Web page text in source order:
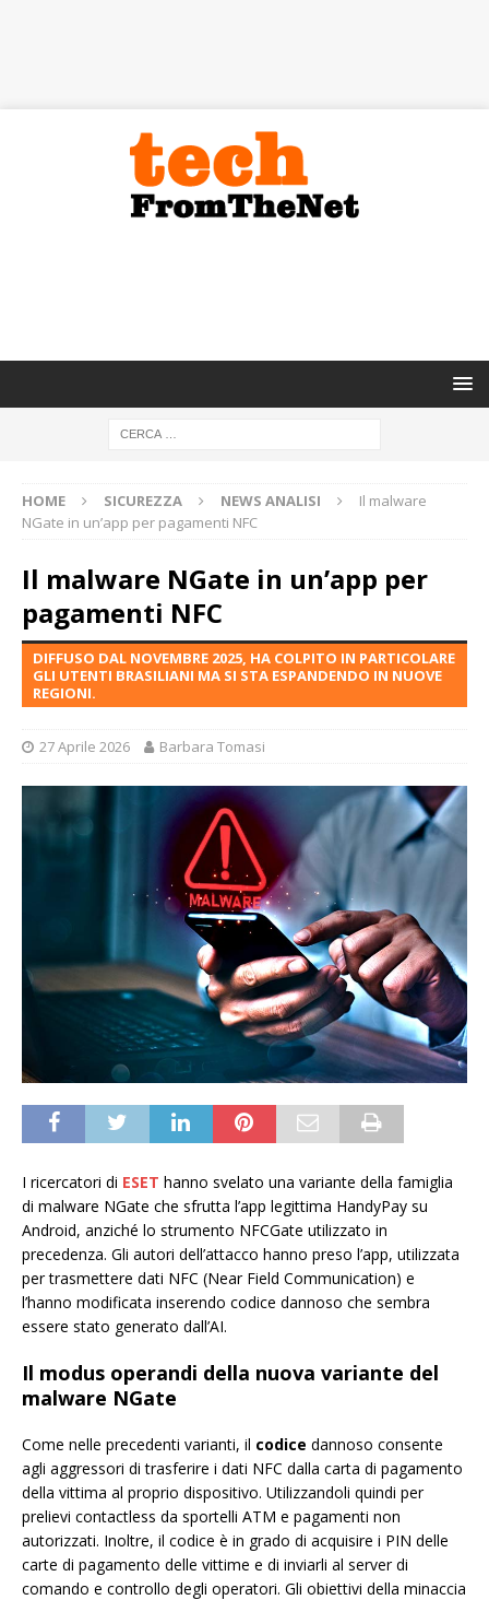
HOME SICUREZZA NEWS ANALISI
Il malware
NGate in un’app per pagamenti NFC
Il malware NGate in un’app per
pagamenti NFC
DIFFUSO DAL NOVEMBRE 2025, HA COLPITO IN PARTICOLARE
GLI UTENTI BRASILIANI MA SI STA ESPANDENDO IN NUOVE
REGIONI.
27 Aprile 2026 Barbara Tomasi
I ricercatori di ESET hanno svelato una variante della famiglia
di malware NGate che sfrutta l’app legittima HandyPay su
Android, anziché lo strumento NFCGate utilizzato in
precedenza. Gli autori dell’attacco hanno preso l’app, utilizzata
per trasmettere dati NFC (Near Field Communication) e
l’hanno modificata inserendo codice dannoso che sembra
essere stato generato dall’AI.
Il modus operandi della nuova variante del
malware NGate
Come nelle precedenti varianti, il codice dannoso consente
agli aggressori di trasferire i dati NFC dalla carta di pagamento
della vittima al proprio dispositivo. Utilizzandoli quindi per
prelievi contactless da sportelli ATM e pagamenti non
autorizzati. Inoltre, il codice è in grado di acquisire i PIN delle
carte di pagamento delle vittime e di inviarli al server di
comando e controllo degli operatori. Gli obiettivi della minaccia